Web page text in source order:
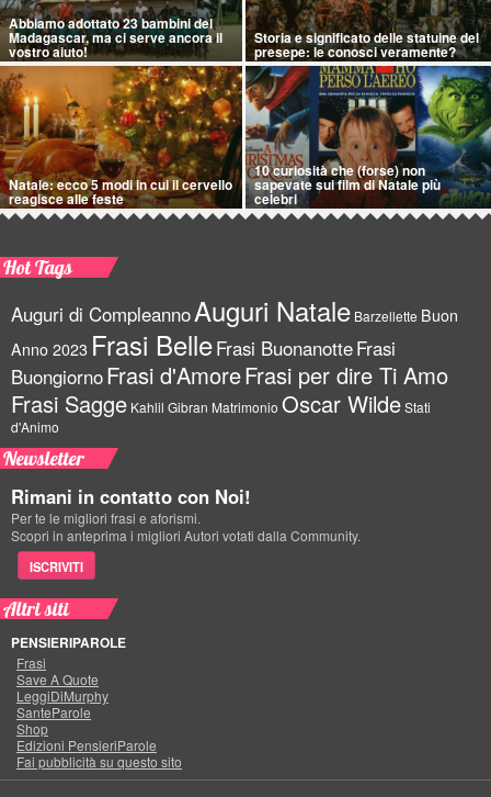
Abbiamo adottato 23 bambini del
Madagascar, ma ci serve ancora il
vostro aiuto!
Storia e significato delle statuine del
presepe: le conosci veramente?
Natale: ecco 5 modi in cui il cervello
reagisce alle feste
10 curiosità che (forse) non
sapevate sui film di Natale più
celebri
Hot Tags
Auguri di CompleannoAuguri Natale Barzellette Buon
Anno 2023 Frasi BelleFrasi BuonanotteFrasi
BuongiornoFrasi d'AmoreFrasi per dire Ti Amo
Frasi Sagge Kahlil Gibran Matrimonio Oscar WildeStati
d'Animo
Newsletter
Rimani in contatto con Noi!
Per te le migliori frasi e aforismi.
Scopri in anteprima i migliori Autori votati dalla Community.
ISCRIVITI
Altri siti
PENSIERIPAROLE
Frasi
Save A Quote
LeggiDiMurphy
SanteParole
Shop
Edizioni PensieriParole
Fai pubblicità su questo sito